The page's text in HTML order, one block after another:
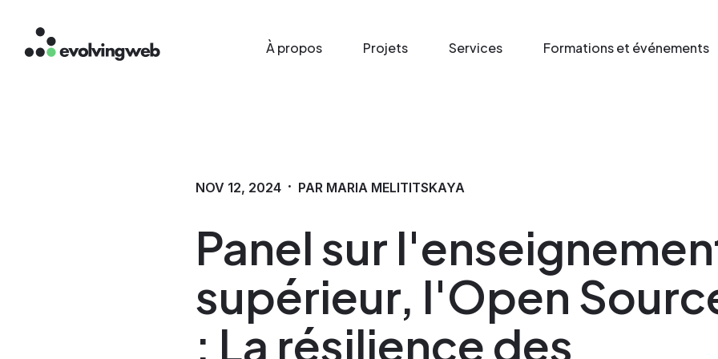
Aller
au
Main menu
À propos Projets Services Formations et événements
Panel sur
supérieur, l'Open
: La résilience des
NOV 12, 2024 · PAR MARIA MELITITSKAYA